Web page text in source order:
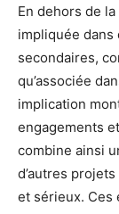
En dehors de
impliquée
secondaires,
qu’associée
implication
engagements
combine ainsi
d’autres
et sérieux. Ces